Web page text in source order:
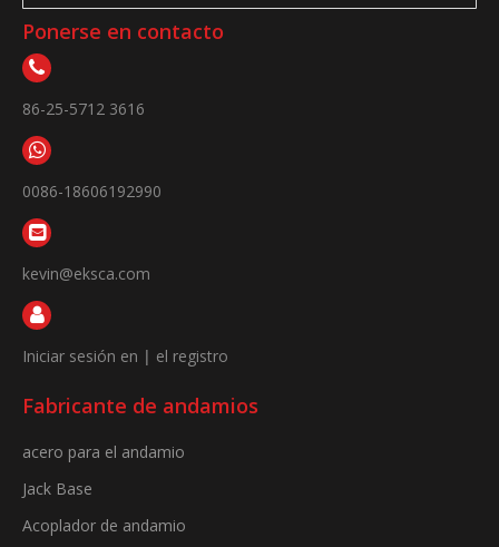
Ponerse en contacto
86-25-5712 3616
0086-18606192990
kevin@eksca.com
Iniciar sesión en | el registro
Fabricante de andamios
acero para el andamio
Jack Base
Acoplador de andamio